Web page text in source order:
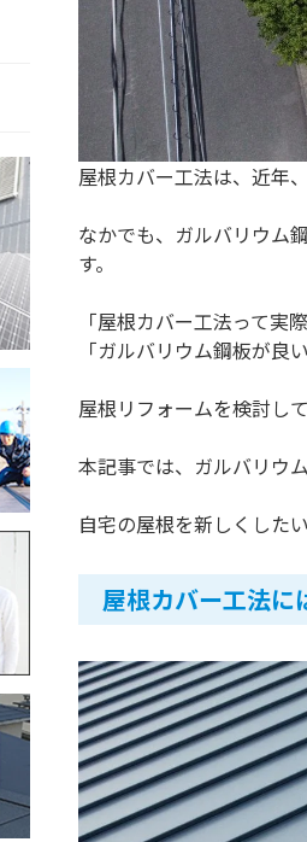
屋根カバー工法は、近年
なかでも、ガルバリウム
す。
「屋根カバー工法って実
「ガルバリウム鋼板が良
屋根リフォームを検討し
本記事では、ガルバリウ
自宅の屋根を新しくした
屋根カバー工法に